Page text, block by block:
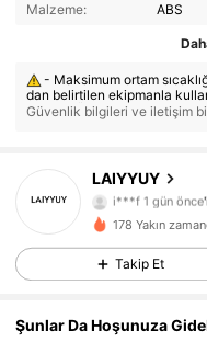
Malzeme: ABS
- Maksimum ortam
dan belirtilen ekipmanla
llanın. - Ürünü sökmeyin veya
Güvenlik bilgileri ve iletişim
LAIYYUY
i***f 1 gün önce
4,64
19
4,64 19
178 Yakın
Takip Et
Şunlar Da Hoşunuza